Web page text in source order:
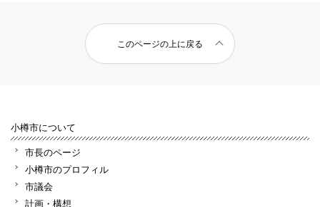
このページの上に戻る
小樽市について
市長のページ
小樽市のプロフィル
市議会
計画・構想